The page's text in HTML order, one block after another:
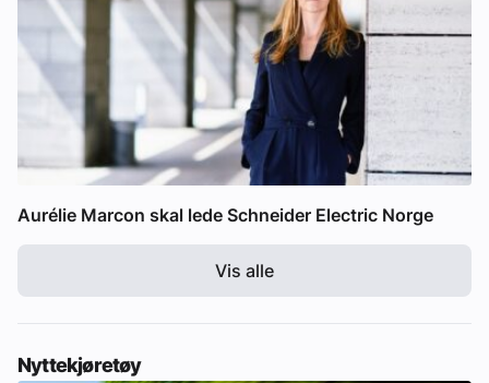
Aurélie Marcon skal lede Schneider Electric Norge
Vis alle
Nyttekjøretøy